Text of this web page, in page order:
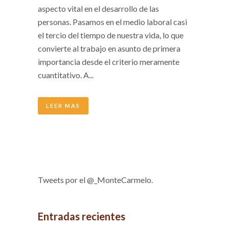
aspecto vital en el desarrollo de las
personas. Pasamos en el medio laboral casi
el tercio del tiempo de nuestra vida, lo que
convierte al trabajo en asunto de primera
importancia desde el criterio meramente
cuantitativo. A...
LEER MAS
Tweets por el @_MonteCarmelo.
Entradas recientes